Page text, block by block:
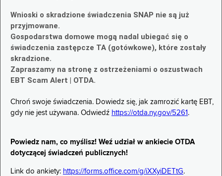
Wnioski o skradzione świadczenia SNAP nie są już
przyjmowane.
Gospodarstwa domowe mogą nadal ubiegać się o
świadczenia zastępcze TA (gotówkowe), które zostały
skradzione.
Zapraszamy na stronę z ostrzeżeniami o oszustwach
EBT Scam Alert | OTDA.
Chroń swoje świadczenia. Dowiedz się, jak zamrozić kartę EBT,
gdy nie jest używana. Odwiedź https://otda.ny.gov/5261 .
Powiedz nam, co myślisz! Weź udział w ankiecie OTDA
dotyczącej świadczeń publicznych!
Link do ankiety: https://forms.office.com/g/iXXyiDETtG.